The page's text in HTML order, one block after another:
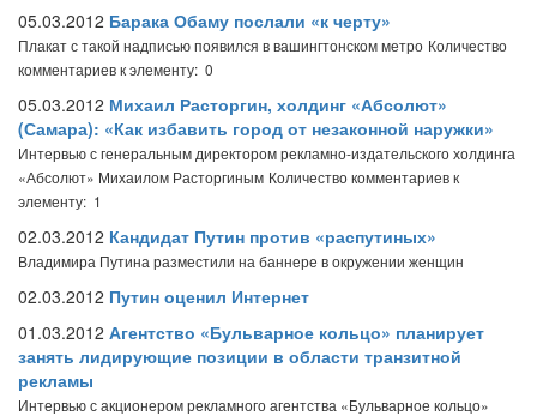
05.03.2012 Барака Обаму послали «к черту»
Плакат с такой надписью появился в вашингтонском метро Количество
комментариев к элементу: 0
05.03.2012 Михаил Расторгин, холдинг «Абсолют»
(Самара): «Как избавить город от незаконной наружки»
Интервью с генеральным директором рекламно-издательского холдинга
«Абсолют» Михаилом Расторгиным Количество комментариев к
элементу: 1
02.03.2012 Кандидат Путин против «распутиных»
Владимира Путина разместили на баннере в окружении женщин
02.03.2012 Путин оценил Интернет
01.03.2012 Агентство «Бульварное кольцо» планирует
занять лидирующие позиции в области транзитной
рекламы
Интервью с акционером рекламного агентства «Бульварное кольцо»